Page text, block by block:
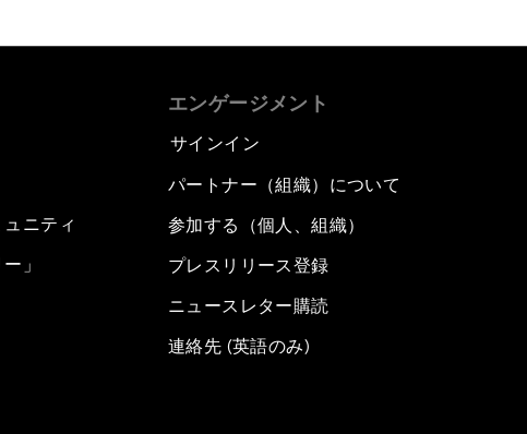
ニティ
」
エンゲージメント
サインイン
パートナー（組織）について
参加する（個人、組織）
プレスリリース登録
ニュースレター購読
連絡先 (英語のみ)